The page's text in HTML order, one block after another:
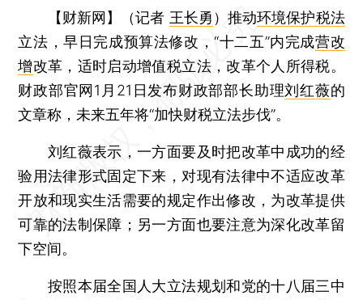
【财新网】（记者 王长勇 ） 推动环境保护税法
立法，早日完成预算法修改，“十二五”内完成营改
增改革，适时启动增值税立法，改革个人所得税。
财政部官网1月21日发布财政部部长助理刘红薇的
文章称，未来五年将“加快财税立法步伐”。
刘红薇表示，一方面要及时把改革中成功的经
验用法律形式固定下来，对现有法律中不适应改革
开放和现实生活需要的规定作出修改，为改革提供
可靠的法制保障；另一方面也要注意为深化改革留
下空间。
按照本届全国人大立法规划和党的十八届三中